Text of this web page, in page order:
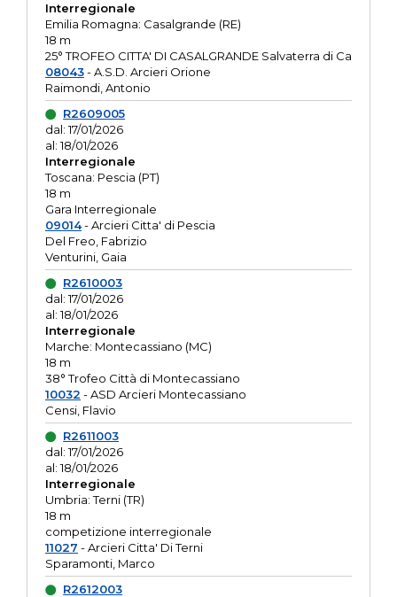
Interregionale
Emilia Romagna: Casalgrande (RE)
18 m
25° TROFEO CITTA' DI CASALGRANDE Salvaterra di Ca
08043- A.S.D. Arcieri Orione
Raimondi, Antonio
R2609005
dal: 17/01/2026
al: 18/01/2026
Interregionale
Toscana: Pescia (PT)
18 m
Gara Interregionale
09014- Arcieri Citta' di Pescia
Del Freo, Fabrizio
Venturini, Gaia
R2610003
dal: 17/01/2026
al: 18/01/2026
Interregionale
Marche: Montecassiano (MC)
18 m
38° Trofeo Città di Montecassiano
10032 - ASD Arcieri Montecassiano
Censi, Flavio
R2611003
dal: 17/01/2026
al: 18/01/2026
Interregionale
Umbria: Terni (TR)
18 m
competizione interregionale
11027 - Arcieri Citta' Di Terni
Sparamonti, Marco
R2612003